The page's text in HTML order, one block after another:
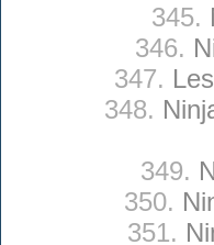
345.
346.
347.
348.
349.
350.
351.